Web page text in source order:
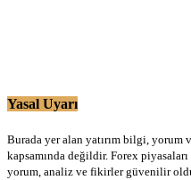
Yasal Uyarı
Burada yer alan yatırım bilgi, yorum
kapsamında değildir. Forex
yorum, analiz ve fikirler güvenilir